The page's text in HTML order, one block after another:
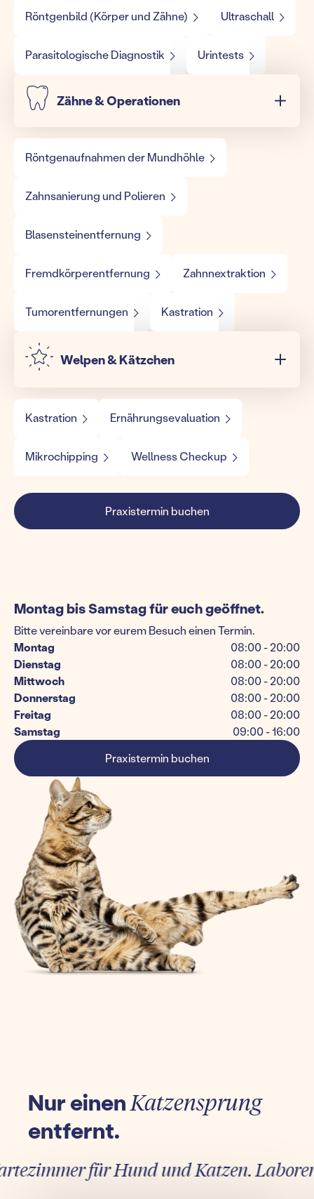
Röntgenbild (Körper und Zähne) Ultraschall
Parasitologische Diagnostik Urintests
Zähne & Operationen
Röntgenaufnahmen der Mundhöhle
Zahnsanierung und Polieren
Blasensteinentfernung
Fremdkörperentfernung Zahnnextraktion
Tumorentfernungen Kastration
Welpen & Kätzchen
Kastration Ernährungsevaluation
Mikrochipping Wellness Checkup
Praxistermin buchen
Montag bis Samstag für euch geöffnet.
Bitte vereinbare vor eurem Besuch einen Termin.
Montag
08:00 - 20:00
Dienstag
08:00 - 20:00
Mittwoch
08:00 - 20:00
Donnerstag
08:00 - 20:00
Freitag
08:00 - 20:00
Samstag
09:00 - 16:00
Praxistermin buchen
Nur einenKatzensprung
entfernt.
für Hund und Katzen.